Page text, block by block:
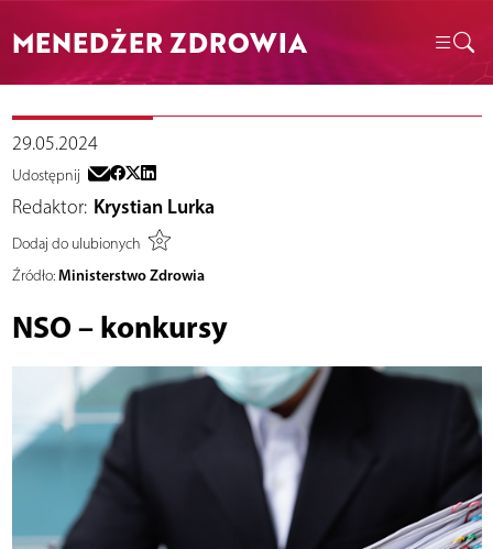
MENEDŻER ZDROWIA
29.05.2024
Udostępnij
Redaktor: Krystian Lurka
Dodaj do ulubionych
Źródło: Ministerstwo Zdrowia
NSO – konkursy